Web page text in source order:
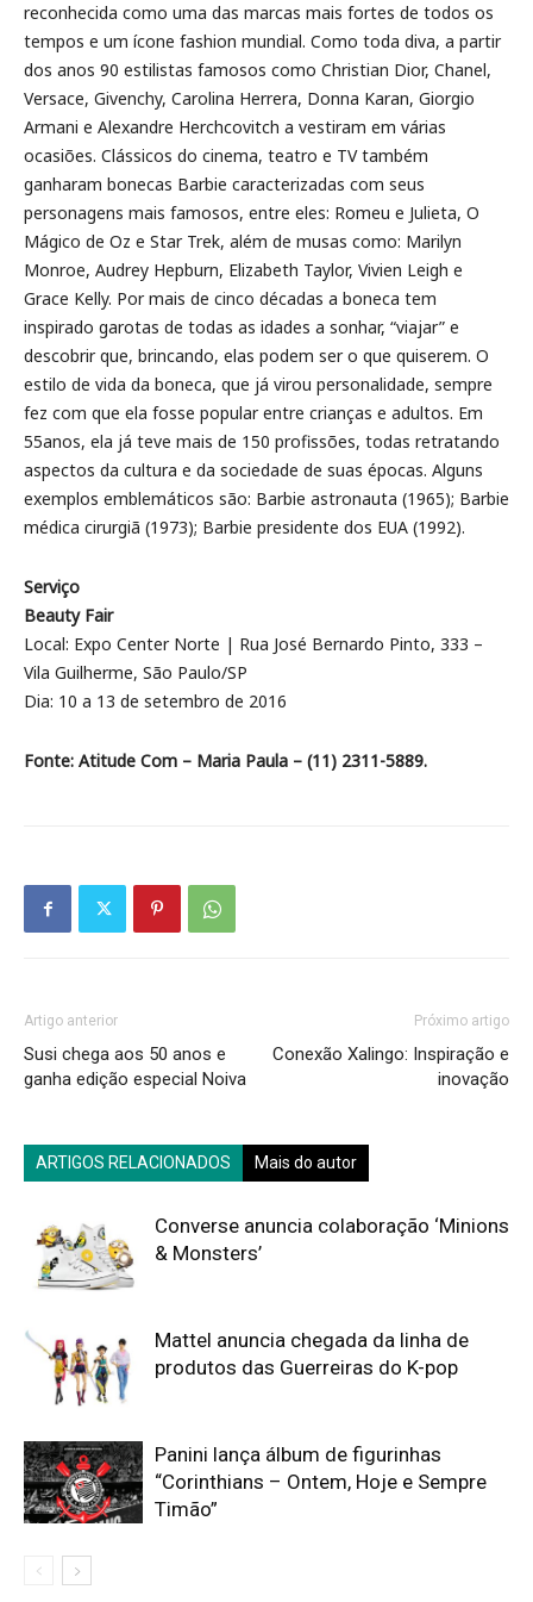
reconhecida como uma das marcas mais fortes de todos os
tempos e um ícone fashion mundial. Como toda diva, a partir
dos anos 90 estilistas famosos como Christian Dior, Chanel,
Versace, Givenchy, Carolina Herrera, Donna Karan, Giorgio
Armani e Alexandre Herchcovitch a vestiram em várias
ocasiões. Clássicos do cinema, teatro e TV também
ganharam bonecas Barbie caracterizadas com seus
personagens mais famosos, entre eles: Romeu e Julieta, O
Mágico de Oz e Star Trek, além de musas como: Marilyn
Monroe, Audrey Hepburn, Elizabeth Taylor, Vivien Leigh e
Grace Kelly. Por mais de cinco décadas a boneca tem
inspirado garotas de todas as idades a sonhar, “viajar” e
descobrir que, brincando, elas podem ser o que quiserem. O
estilo de vida da boneca, que já virou personalidade, sempre
fez com que ela fosse popular entre crianças e adultos. Em
55anos, ela já teve mais de 150 profissões, todas retratando
aspectos da cultura e da sociedade de suas épocas. Alguns
exemplos emblemáticos são: Barbie astronauta (1965); Barbie
médica cirurgiã (1973); Barbie presidente dos EUA (1992).
Serviço
Beauty Fair
Local: Expo Center Norte | Rua José Bernardo Pinto, 333 –
Vila Guilherme, São Paulo/SP
Dia: 10 a 13 de setembro de 2016
Fonte: Atitude Com – Maria Paula – (11) 2311-5889.
Artigo anterior
Susi chega aos 50 anos e
ganha edição especial Noiva
Próximo artigo
Conexão Xalingo: Inspiração e
inovação
ARTIGOS RELACIONADOS Mais do autor
Converse anuncia colaboração ‘Minions
& Monsters’
Mattel anuncia chegada da linha de
produtos das Guerreiras do K-pop
Panini lança álbum de figurinhas
“Corinthians – Ontem, Hoje e Sempre
Timão”